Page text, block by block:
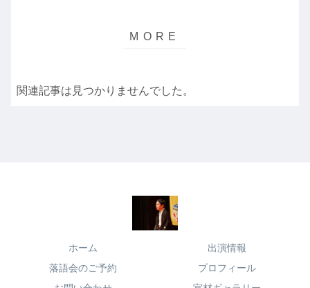
関連記事は見つかりませんでした。
ホーム
出演情報
落語会のご予約
プロフィール